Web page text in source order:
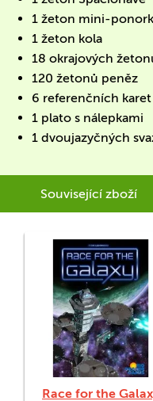
1 žeton mini-
1 žeton kola
18 okrajových
120 žetonů peněz
6 referenčních karet
1 plato s nálepkami
1 dvoujazyčných
Související zboží
Race for the